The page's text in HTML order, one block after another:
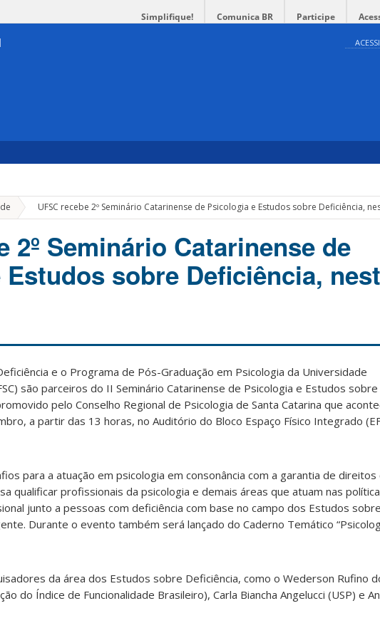
Simplifique! Comunica BR Participe
» UFSC recebe 2º Seminário Catarinense de Psicologia e Estudos sobre Deficiência,
2º Seminário Catarinense de
sobre Deficiência,
e o Programa de Pós-Graduação em Psicologia da Universidade
são parceiros do II Seminário Catarinense de Psicologia e Estudos sobre
pelo Conselho Regional de Psicologia de Santa Catarina que
a partir das 13 horas, no Auditório do Bloco Espaço Físico Integrado
para a atuação em psicologia em consonância com a garantia de direitos
qualificar profissionais da psicologia e demais áreas que atuam nas
junto a pessoas com deficiência com base no campo dos Estudos sobre
Durante o evento também será lançado do Caderno Temático
da área dos Estudos sobre Deficiência, como o Wederson Rufino
do Índice de Funcionalidade Brasileiro), Carla Biancha Angelucci (USP) e